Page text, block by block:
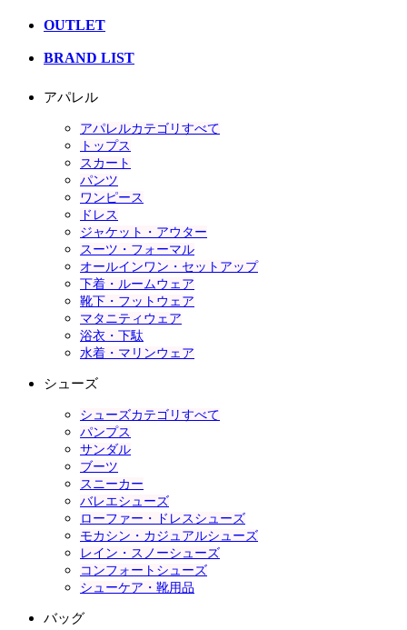
OUTLET
BRAND LIST
アパレル
アパレルカテゴリすべて
トップス
スカート
パンツ
ワンピース
ドレス
ジャケット・アウター
スーツ・フォーマル
オールインワン・セットアップ
下着・ルームウェア
靴下・フットウェア
マタニティウェア
浴衣・下駄
水着・マリンウェア
シューズ
シューズカテゴリすべて
パンプス
サンダル
ブーツ
スニーカー
バレエシューズ
ローファー・ドレスシューズ
モカシン・カジュアルシューズ
レイン・スノーシューズ
コンフォートシューズ
シューケア・靴用品
バッグ